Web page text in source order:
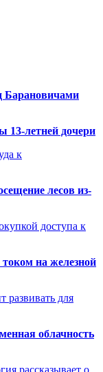
Барановичами
13-летней дочери
к
лесов из-
доступа к
на железной
развивать для
облачность
рассказывает о